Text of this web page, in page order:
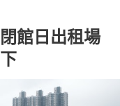
館日出租場